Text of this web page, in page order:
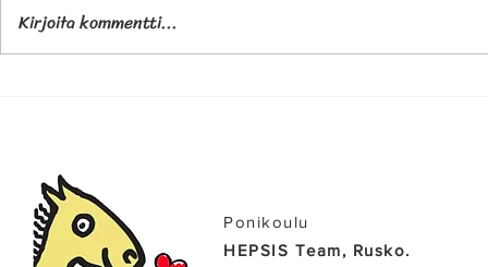
Kirjoita kommentti...
Ponikoulu
HEPSIS Team, Rusko.